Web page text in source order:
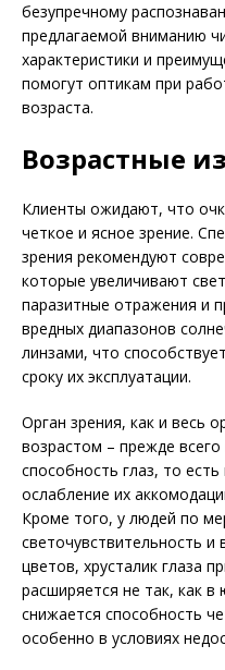
безупречному
предлагаемой вниманию
характеристики и
помогут оптикам при
возраста.
Возрастные
Клиенты ожидают, что
четкое и ясное зрение.
зрения рекомендуют
которые увеличивают
паразитные отражения и
вредных диапазонов
линзами, что
сроку их эксплуатации.
Орган зрения, как и весь
возрастом – прежде
способность глаз, то
ослабление их
Кроме того, у людей по
светочувствительность
цветов, хрусталик глаза
расширяется не так, как в
снижается способность
особенно в условиях